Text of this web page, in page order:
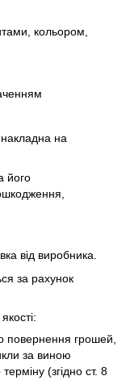
кольором,
на
його
від виробника.
за рахунок
повернення грошей,
за виною
(згідно ст. 8